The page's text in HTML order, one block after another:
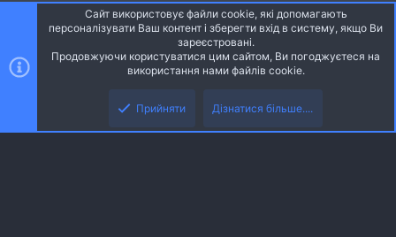
Ніч
Українська (UA)
S
Community platform by XenForo® © 2010-2026 XenForo Ltd.
Community platform by XenForo © 2010-2022 XenForo Ltd. | dev: Pages
Сайт використовує файли cookie, які допомагають
персоналізувати Ваш контент і зберегти вхід в систему, якщо Ви
зареєстровані.
Продовжуючи користуватися цим сайтом, Ви погоджуєтеся на
використання нами файлів cookie.
Прийняти Дізнатися більше....